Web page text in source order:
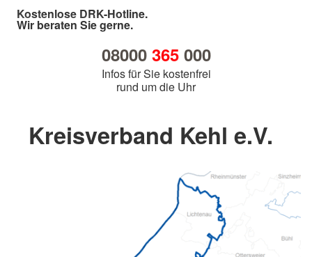
Kostenlose DRK-Hotline.
Wir beraten Sie gerne.
08000 365000
Infos für Sie kostenfrei
rund um die Uhr
Kreisverband Kehl e.V.